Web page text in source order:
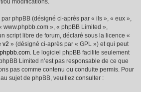
ou modifications.
phpBB (désigné ci-après par « ils », « eux »,
www.phpbb.com », « phpBB Limited »,
script libre de forum, déclaré sous la licence «
v2 » (désigné ci-après par « GPL ») et qui peut
. Le logiciel phpBB facilite seulement
Limited n’est pas responsable de ce que
pas comme contenu ou conduite permis. Pour
sujet de phpBB, veuillez consulter :